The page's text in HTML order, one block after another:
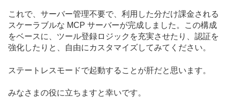
これで、サーバー管理不要で、利用した分だけ課金される
スケーラブルな MCP サーバーが完成しました。この構成
をベースに、ツール登録ロジックを充実させたり、認証を
強化したりと、自由にカスタマイズしてみてください。
ステートレスモードで起動することが肝だと思います。
みなさまの役に立ちますと幸いです。